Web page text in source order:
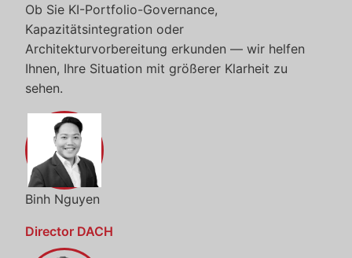
Ob Sie KI-Portfolio-Governance,
Kapazitätsintegration oder
Architekturvorbereitung erkunden — wir helfen
Ihnen, Ihre Situation mit größerer Klarheit zu
sehen.
Binh Nguyen
Director DACH